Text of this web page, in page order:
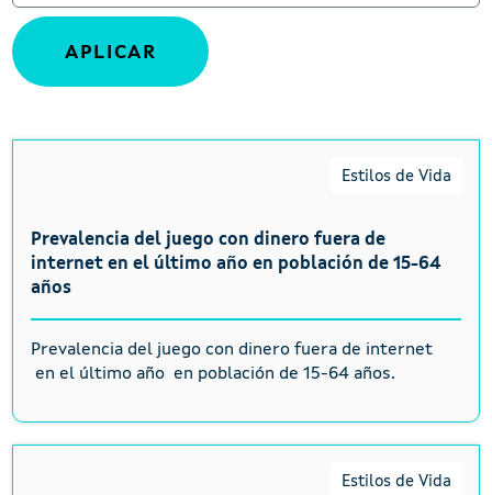
Estilos de Vida
Prevalencia del juego con dinero fuera de
internet en el último año en población de 15-64
años
Prevalencia del juego con dinero fuera de internet
en el último año en población de 15-64 años.
Estilos de Vida